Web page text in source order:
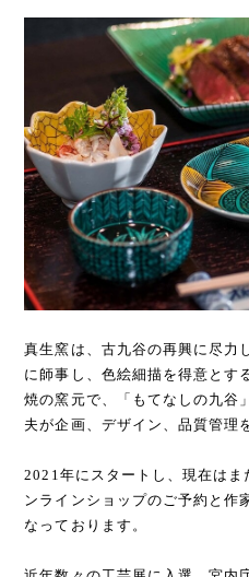
真生窯は、古九谷の再興に尽力
に師事し、色絵細描を得意とす
焼の窯元で、「もてなしの九谷
夫が企画、デザイン、品質管理
2021年にスタートし、現在は
ンラインショップのご予約と作
なっております。